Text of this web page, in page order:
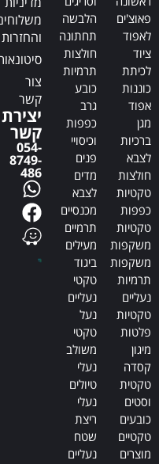
פאוצ'ים
לאפוד
ציוד
לכיתת
כוננות
אפוד
מגן
ברכיות
לצבא
חולצות
טקטיות
כפפות
טקטיות
משקפות
משקפות
תרמיות
נעליים
טקטיות
פלטות
מיגון
קסדה
טקטית
וסטים
כובעים
טקטיים
מוצרים
הלבשה
תחתונה
חולצות
תרמיות
כובע
גרב
כפפות
וכיסויי
פנים
מדים
לצבא
מכנסיים
תרמיים
מעילים
ביגוד
טקטי
נעליים
נעל
טקטי
משולב
נעלי
טיולים
נעלי
ריצת
שטח
נעליים
והחזרות
צור
קשר
יצירת
קשר
054-
8749-
486